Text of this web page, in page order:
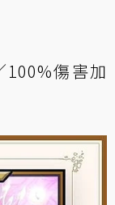
傷害加